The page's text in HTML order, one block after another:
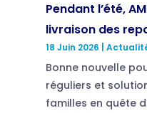
Pendant l’été,
livraison des
18 Juin 2026
Bonne nouvelle
réguliers et
familles en quête